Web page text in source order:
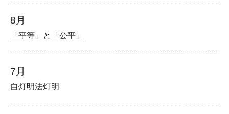
8月
「平等」と「公平」
7月
自灯明法灯明